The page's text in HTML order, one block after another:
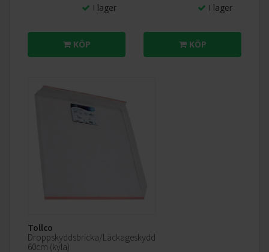
I lager
KÖP
I lager
KÖP
Tollco
Droppskyddsbricka/Läckageskydd
60cm (kyla)